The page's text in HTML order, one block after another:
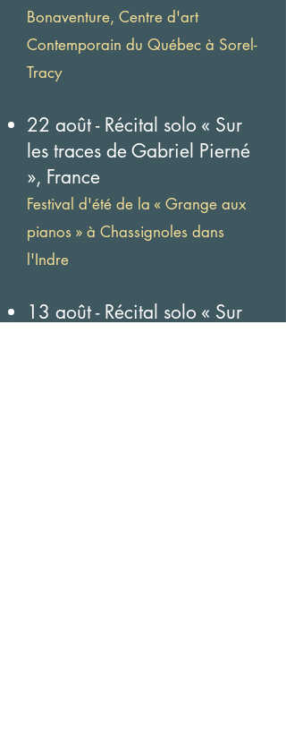
Bonaventure, Centre d'art
Contemporain du Québec à Sorel-
Tracy
22 août - Récital solo « Sur
les traces de Gabriel Pierné
», France
Festival d'été de la « Grange aux
pianos » à Chassignoles dans
l'Indre
13 août - Récital solo « Sur